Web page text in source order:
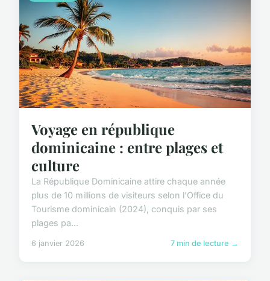
Voyage en république
dominicaine : entre plages et
culture
La République Dominicaine attire chaque année
plus de 10 millions de visiteurs selon l'Office du
Tourisme dominicain (2024), conquis par ses
plages pa...
6 janvier 2026 7 min de lecture →